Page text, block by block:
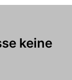
keine